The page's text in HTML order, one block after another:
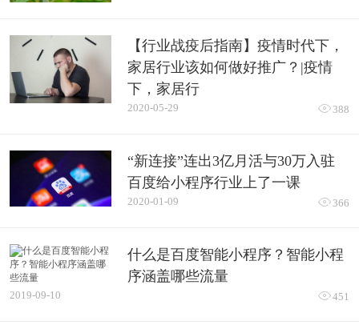
【行业战疫后指南】疫情时代下，
家居行业该如何做好推广？|疫情
下，家居行
2020-05-29 388
“新连接”连出3亿月活与30万入驻
百度给小程序行业上了一课
2020-01-09 366
什么是百度智能小程序？智能小程
序涵盖哪些流量
2019-09-10 451